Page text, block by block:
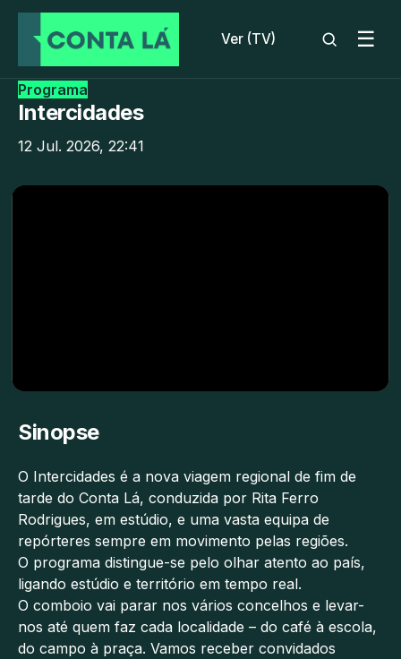
Ver (TV) ☰
Programa
Intercidades
12 Jul. 2026, 22:41
Sinopse
O Intercidades é a nova viagem regional de fim de
tarde do Conta Lá, conduzida por Rita Ferro
Rodrigues, em estúdio, e uma vasta equipa de
repórteres sempre em movimento pelas regiões.
O programa distingue-se pelo olhar atento ao país,
ligando estúdio e território em tempo real.
O comboio vai parar nos vários concelhos e levar-
nos até quem faz cada localidade – do café à escola,
do campo à praça. Vamos receber convidados